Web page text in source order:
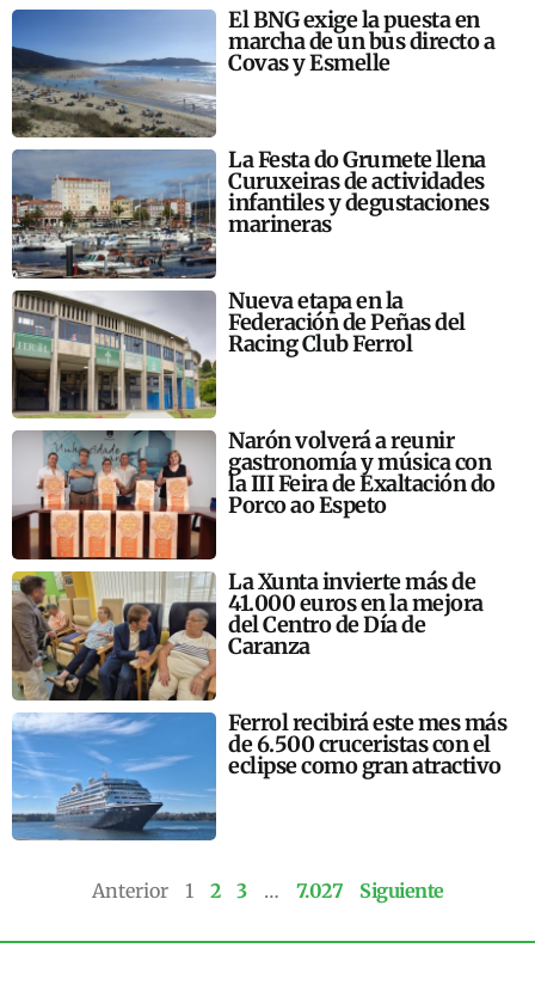
El BNG exige la puesta en
marcha de un bus directo a
Covas y Esmelle
La Festa do Grumete llena
Curuxeiras de actividades
infantiles y degustaciones
marineras
Nueva etapa en la
Federación de Peñas del
Racing Club Ferrol
Narón volverá a reunir
gastronomía y música con
la III Feira de Exaltación do
Porco ao Espeto
La Xunta invierte más de
41.000 euros en la mejora
del Centro de Día de
Caranza
Ferrol recibirá este mes más
de 6.500 cruceristas con el
eclipse como gran atractivo
Anterior 1 2 3 … 7.027 Siguiente